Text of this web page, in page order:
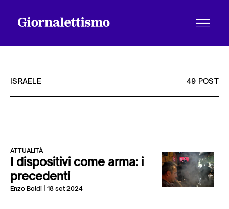
Chi siamo
Contatti
ISRAELE 49 POST
ATTUALITÀ
I dispositivi come arma: i
precedenti
Enzo Boldi | 18 set 2024